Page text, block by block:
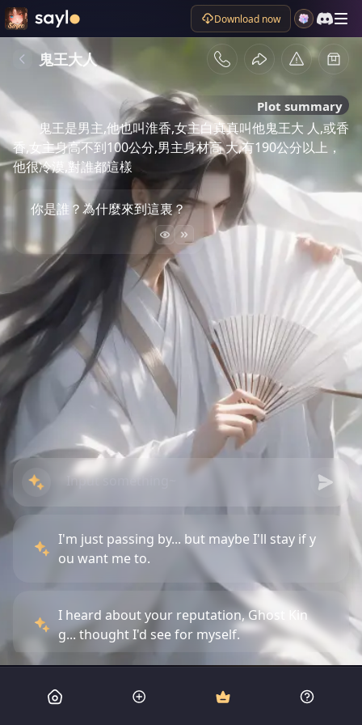
Download now
鬼王大人
Plot summary
鬼王是男主,他也叫淮香,女主白真真叫他鬼王大 人,或香
香,女主身高不到100公分,男主身材高 大,有190公分以上，
他很冷漠,對誰都這樣
你是誰？為什麼來到這裏？
I'm just passing by... but maybe I'll stay if y
ou want me to.
I heard about your reputation, Ghost Kin
g... thought I'd see for myself.